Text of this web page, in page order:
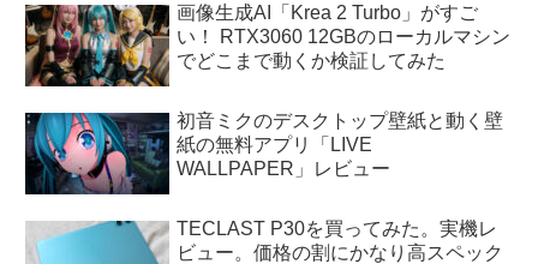
画像生成AI「Krea 2 Turbo」がすご
い！ RTX3060 12GBのローカルマシン
でどこまで動くか検証してみた
初音ミクのデスクトップ壁紙と動く壁
紙の無料アプリ「LIVE
WALLPAPER」レビュー
TECLAST P30を買ってみた。実機レ
ビュー。価格の割にかなり高スペック